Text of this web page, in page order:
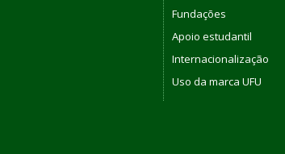
Fundações
Apoio estudantil
Internacionalização
Uso da marca UFU